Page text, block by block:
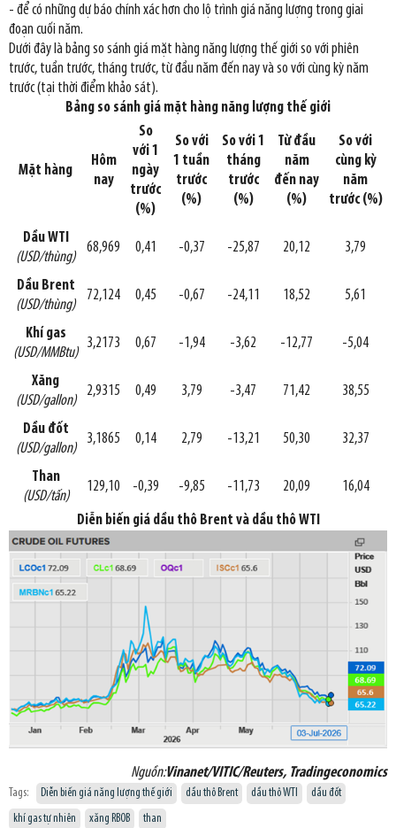
- để có những dự báo chính xác hơn cho lộ trình giá năng lượng trong giai
đoạn cuối năm.
Dưới đây là bảng so sánh giá mặt hàng năng lượng thế giới so với phiên
trước, tuần trước, tháng trước, từ đầu năm đến nay và so với cùng kỳ năm
trước (tại thời điểm khảo sát).
Bảng so sánh giá mặt hàng năng lượng thế giới
Mặt hàng
Hôm
nay
So
với 1
ngày
trước
(%)
So với
1 tuần
trước
(%)
So với 1
tháng
trước
(%)
Từ đầu
năm
đến nay
(%)
So với
cùng kỳ
năm
trước (%)
Dầu WTI
(USD/thùng)
68,969 0,41 -0,37 -25,87 20,12 3,79
Dầu Brent
(USD/thùng)
72,124 0,45 -0,67 -24,11 18,52 5,61
Khí gas
(USD/MMBtu)
3,2173 0,67 -1,94 -3,62 -12,77 -5,04
Xăng
(USD/gallon)
2,9315 0,49 3,79 -3,47 71,42 38,55
Dầu đốt
(USD/gallon)
3,1865 0,14 2,79 -13,21 50,30 32,37
Than
(USD/tấn)
129,10 -0,39 -9,85 -11,73 20,09 16,04
Diễn biến giá dầu thô Brent và dầu thô WTI
Nguồn:Vinanet/VITIC/Reuters, Tradingeconomics
Tags: Diễn biến giá năng lượng thế giới dầu thô Brent dầu thô WTI
dầu đốt
khí gas tự nhiên
xăng RBOB than